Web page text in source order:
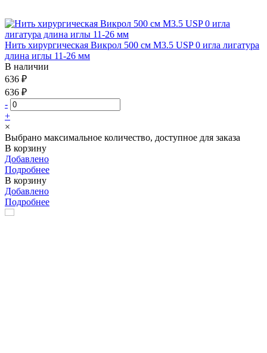
Нить хирургическая Викрол 500 см М3.5 USP 0 игла лигатура
длина иглы 11-26 мм
В наличии
636 ₽
636 ₽
-
+
×
Выбрано максимальное количество, доступное для заказа
В корзину
Добавлено
Подробнее
В корзину
Добавлено
Подробнее